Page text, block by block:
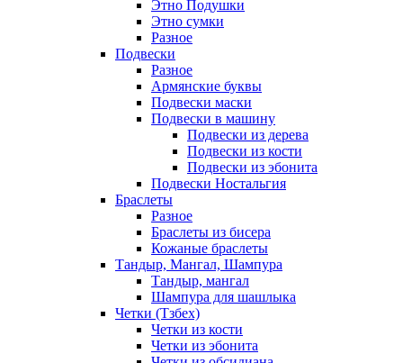
Этно Подушки
Этно сумки
Разное
Подвески
Разное
Армянские буквы
Подвески маски
Подвески в машину
Подвески из дерева
Подвески из кости
Подвески из эбонита
Подвески Ностальгия
Браслеты
Разное
Браслеты из бисера
Кожаные браслеты
Тандыр, Мангал, Шампура
Тандыр, мангал
Шампура для шашлыка
Четки (Тзбех)
Четки из кости
Четки из эбонита